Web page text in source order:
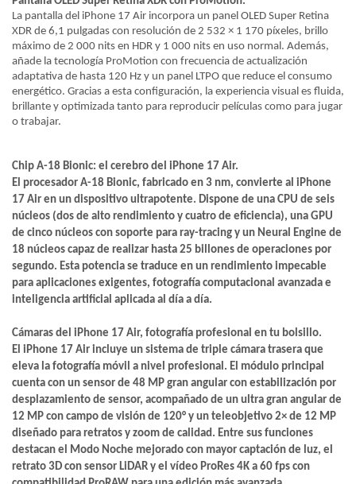
La pantalla del iPhone 17 Air incorpora un panel OLED Super Retina
XDR de 6,1 pulgadas con resolución de 2 532 × 1 170 píxeles, brillo
máximo de 2 000 nits en HDR y 1 000 nits en uso normal. Además,
añade la tecnología ProMotion con frecuencia de actualización
adaptativa de hasta 120 Hz y un panel LTPO que reduce el consumo
energético. Gracias a esta configuración, la experiencia visual es fluida,
brillante y optimizada tanto para reproducir películas como para jugar
o trabajar.
Chip A-18 Bionic: el cerebro del iPhone 17 Air.
El procesador A-18 Bionic, fabricado en 3 nm, convierte al iPhone
17 Air en un dispositivo ultrapotente. Dispone de una CPU de seis
núcleos (dos de alto rendimiento y cuatro de eficiencia), una GPU
de cinco núcleos con soporte para ray-tracing y un Neural Engine de
18 núcleos capaz de realizar hasta 25 billones de operaciones por
segundo. Esta potencia se traduce en un rendimiento impecable
para aplicaciones exigentes, fotografía computacional avanzada e
inteligencia artificial aplicada al día a día.
Cámaras del iPhone 17 Air, fotografía profesional en tu bolsillo.
El iPhone 17 Air incluye un sistema de triple cámara trasera que
eleva la fotografía móvil a nivel profesional. El módulo principal
cuenta con un sensor de 48 MP gran angular con estabilización por
desplazamiento de sensor, acompañado de un ultra gran angular de
12 MP con campo de visión de 120° y un teleobjetivo 2× de 12 MP
diseñado para retratos y zoom de calidad. Entre sus funciones
destacan el Modo Noche mejorado con mayor captación de luz, el
retrato 3D con sensor LiDAR y el vídeo ProRes 4K a 60 fps con